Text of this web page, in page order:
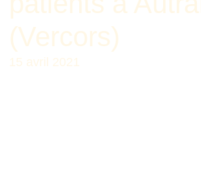
(Vercors)
15 avril 2021